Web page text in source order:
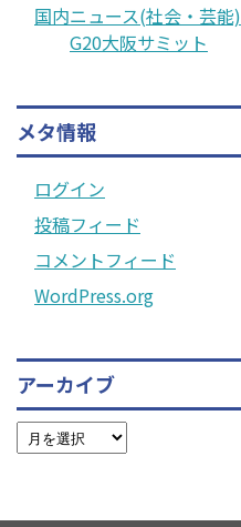
国内ニュース(社会・芸能)
G20大阪サミット
メタ情報
ログイン
投稿フィード
コメントフィード
WordPress.org
アーカイブ